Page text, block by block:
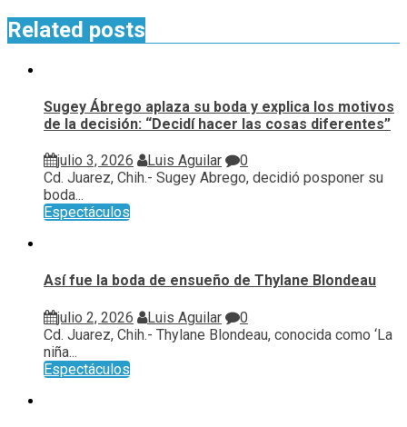
Related posts
Sugey Ábrego aplaza su boda y explica los motivos
de la decisión: “Decidí hacer las cosas diferentes”
julio 3, 2026 Luis Aguilar
0
Cd. Juarez, Chih.- Sugey Abrego, decidió posponer su
boda...
Espectáculos
Así fue la boda de ensueño de Thylane Blondeau
julio 2, 2026 Luis Aguilar
0
Cd. Juarez, Chih.- Thylane Blondeau, conocida como ‘La
niña...
Espectáculos